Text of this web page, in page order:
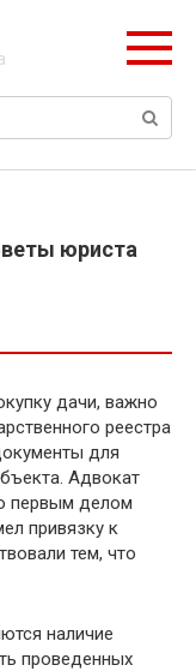
юриста
дачи, важно
реестра
для
Адвокат
первым делом
привязку к
тем, что
наличие
проведенных